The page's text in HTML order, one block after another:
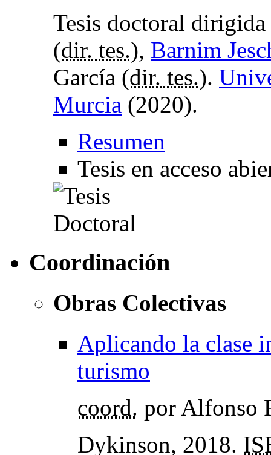
Tesis doctoral
(dir. tes.), Barnim
García (dir. tes.).
Murcia (2020).
Resumen
Tesis en acceso
Coordinación
Obras Colectivas
Aplicando la clase
turismo
coord. por Alfonso
Dykinson, 2018.